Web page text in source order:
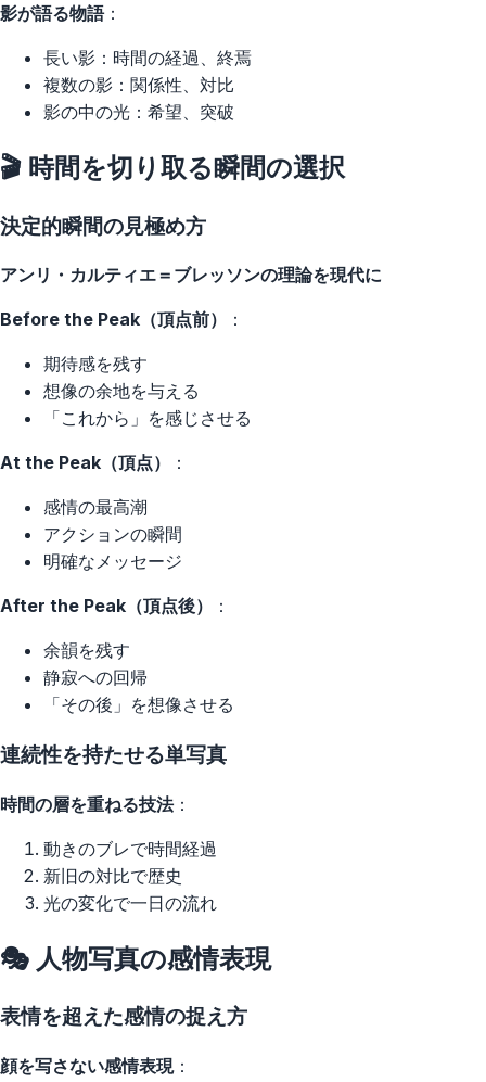
影が語る物語：
長い影：時間の経過、終焉
複数の影：関係性、対比
影の中の光：希望、突破
🎬 時間を切り取る瞬間の選択
決定的瞬間の見極め方
アンリ・カルティエ＝ブレッソンの理論を現代に
Before the Peak（頂点前） ：
期待感を残す
想像の余地を与える
「これから」を感じさせる
At the Peak（頂点） ：
感情の最高潮
アクションの瞬間
明確なメッセージ
After the Peak（頂点後） ：
余韻を残す
静寂への回帰
「その後」を想像させる
連続性を持たせる単写真
時間の層を重ねる技法：
動きのブレで時間経過
新旧の対比で歴史
光の変化で一日の流れ
🎭 人物写真の感情表現
表情を超えた感情の捉え方
顔を写さない感情表現：